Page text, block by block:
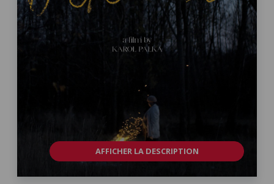
AFFICHER LA DESCRIPTION